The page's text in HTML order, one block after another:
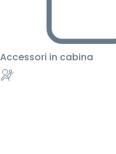
Accessori in cabina